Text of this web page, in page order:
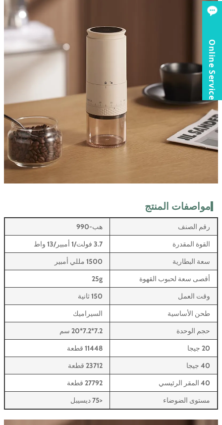
مواصفات المنتج
رقم الصنف
هب-990
القوة المقدرة
3.7 فولت/1 أمبير/13 واط
سعة البطارية
1500 مللي أمبير
أقصى سعة لحبوب القهوة
25g
وقت العمل
150 ثانية
طحن الأساسية
السيراميك
حجم الوحدة
7.2*7.2*20 سم
20 جيجا
11448 قطعة
40 جيجا
23712 قطعة
40 المقر الرئيسي
27792 قطعة
مستوى الضوضاء
<75 ديسيبل
Online Service